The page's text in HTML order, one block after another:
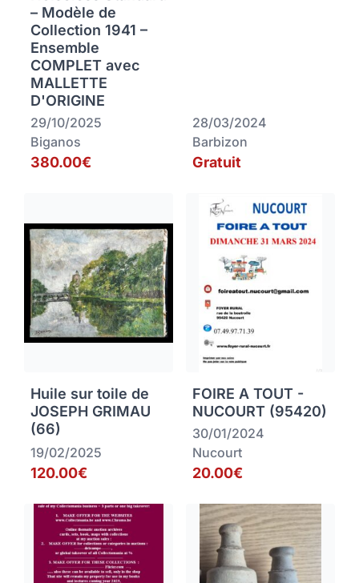
– Modèle de
Collection 1941 –
Ensemble
COMPLET avec
MALLETTE
D'ORIGINE
29/10/2025
Biganos
380.00€
28/03/2024
Barbizon
Gratuit
Huile sur toile de
JOSEPH GRIMAU
(66)
19/02/2025
120.00€
FOIRE A TOUT -
NUCOURT (95420)
30/01/2024
Nucourt
20.00€